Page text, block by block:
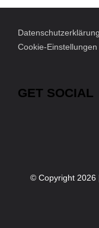
Datenschutzerklärung
Cookie-Einstellungen
GET SOCIAL
© Copyright 2026